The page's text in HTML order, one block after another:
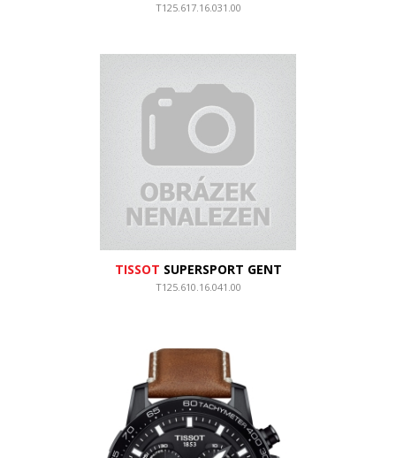
T125.617.16.031.00
TISSOT SUPERSPORT GENT
T125.610.16.041.00